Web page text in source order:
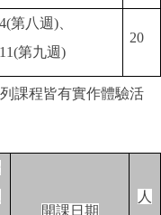
第八週)、
第九週)
20
課程皆有實作體驗活
開課日期
人